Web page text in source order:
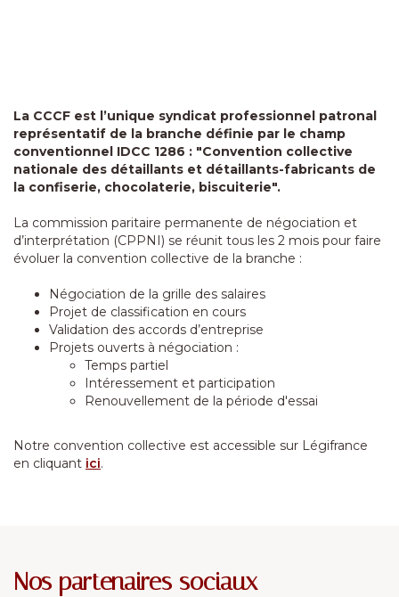
La CCCF est l’unique syndicat professionnel patronal
représentatif de la branche définie par le champ
conventionnel IDCC 1286 : "Convention collective
nationale des détaillants et détaillants-fabricants de
la confiserie, chocolaterie, biscuiterie".
La commission paritaire permanente de négociation et
d’interprétation (CPPNI) se réunit tous les 2 mois pour faire
évoluer la convention collective de la branche :
Négociation de la grille des salaires
Projet de classification en cours
Validation des accords d’entreprise
Projets ouverts à négociation :
Temps partiel
Intéressement et participation
Renouvellement de la période d'essai
Notre convention collective est accessible sur Légifrance
en cliquant ici.
Nos partenaires sociaux